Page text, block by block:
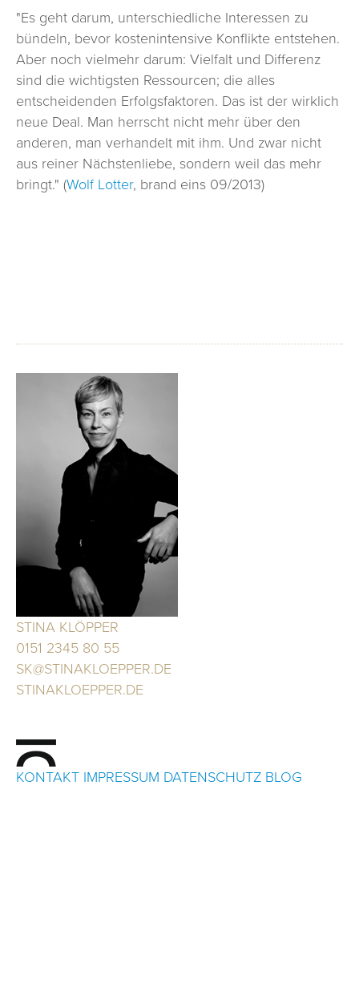
"Es geht darum, unterschiedliche Interessen zu
bündeln, bevor kostenintensive Konflikte entstehen.
Aber noch vielmehr darum: Vielfalt und Differenz
sind die wichtigsten Ressourcen; die alles
entscheidenden Erfolgsfaktoren. Das ist der wirklich
neue Deal. Man herrscht nicht mehr über den
anderen, man verhandelt mit ihm. Und zwar nicht
aus reiner Nächstenliebe, sondern weil das mehr
bringt." (Wolf Lotter, brand eins 09/2013)
STINA KLÖPPER
0151 2345 80 55
SK@STINAKLOEPPER.DE
STINAKLOEPPER.DE
KONTAKT IMPRESSUM DATENSCHUTZ BLOG